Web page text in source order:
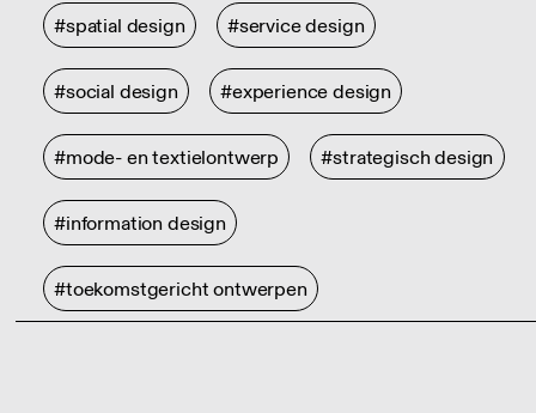
#spatial design #service design
#social design #experience design
#mode- en textielontwerp #strategisch design
#information design
#toekomstgericht ontwerpen